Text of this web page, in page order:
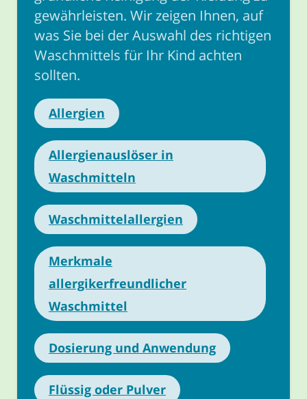
gewährleisten. Wir zeigen Ihnen, auf
was Sie bei der Auswahl des richtigen
Waschmittels für Ihr Kind achten
sollten.
Allergien
Allergienauslöser in
Waschmitteln
Waschmittelallergien
Merkmale
allergikerfreundlicher
Waschmittel
Dosierung und Anwendung
Flüssig oder Pulver